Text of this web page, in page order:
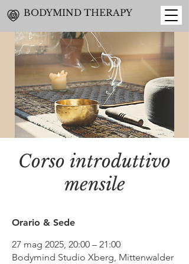
BODYMIND THERAPY
Corso introduttivo
mensile
Orario & Sede
27 mag 2025, 20:00 – 21:00
Bodymind Studio Xberg, Mittenwalder